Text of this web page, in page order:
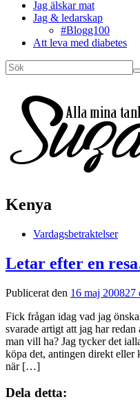
Jag älskar mat
Jag & ledarskap
#Blogg100
Att leva med diabetes
Kenya
Vardagsbetraktelser
Letar efter en
Publicerat den 16 maj 200827
Fick frågan idag vad jag
svarade artigt att jag har
man vill ha? Jag tycker det
köpa det, antingen direkt eller
när […]
Dela detta: